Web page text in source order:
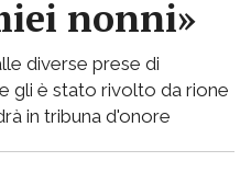
nonni»
diverse prese di
gli è stato rivolto da rione
in tribuna d'onore